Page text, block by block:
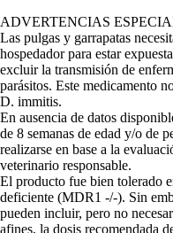
ADVERTENCIAS
Las pulgas y garrapatas
hospedador para estar
excluir la transmisión de
parásitos. Este medicamento
D. immitis.
En ausencia de datos
de 8 semanas de edad y/o de
realizarse en base a la
veterinario responsable.
El producto fue bien tolerado
deficiente (MDR1 -/-). Sin
pueden incluir, pero no
afines, la dosis recomendada